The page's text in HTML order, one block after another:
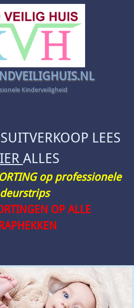
Kinderveiligheid
LEES
ALLES
op professionele
deurstrips
OP ALLE